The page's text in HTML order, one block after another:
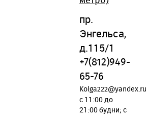
пр.
Энгельса,
д.115/1
+7(812)949-
65-76
Kolga222@yandex.ru
c 11:00 до
21:00 будни; c